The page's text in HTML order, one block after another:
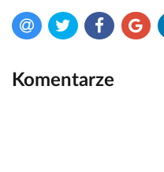
Komentarze